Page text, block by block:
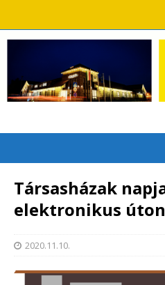
Társasházak
elektronikus úton
2020.11.10.